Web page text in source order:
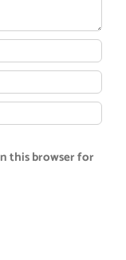
this browser for